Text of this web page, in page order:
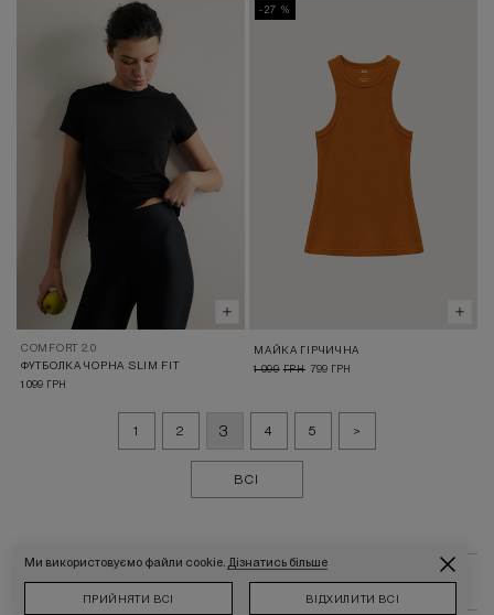
Ми використовуємо файли cookie. Дізнатись більше
ПРИЙНЯТИ ВСІ ВІДХИЛИТИ ВСІ
COMFORT 2.0
ФУТБОЛКА ЧОРНА SLIM FIT
1 099 ГРН
-27 %
МАЙКА ГІРЧИЧНА
1 099 ГРН 799 ГРН
1 2 3 4 5 >
ВСІ
SALE